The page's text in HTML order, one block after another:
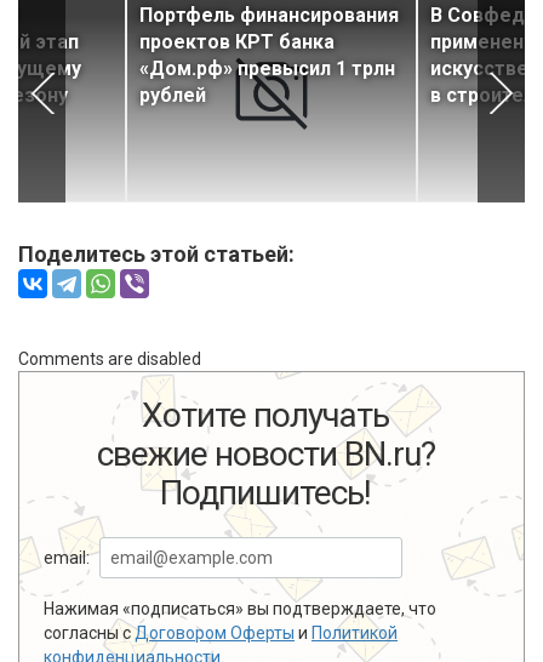
этап
Портфель финансирования
проектов КРТ банка
«Дом.рф» превысил 1 трлн
рублей
В Совфеде
в
Поделитесь этой статьей:
Comments are disabled
Хотите получать
свежие новости BN.ru?
Подпишитесь!
email:
Нажимая «подписаться» вы подтверждаете, что
согласны сДоговором Оферты и Политикой
конфиденциальности